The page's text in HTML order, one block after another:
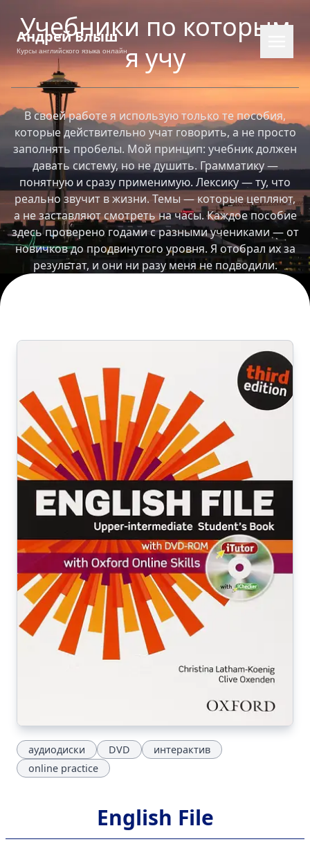
Андрей Блыш
Курсы английского языка онлайн
EN RU PL CS
Учебники по которым
я учу
В своей работе я использую только те пособия,
которые действительно учат говорить, а не просто
заполнять пробелы. Мой принцип: учебник должен
давать систему, но не душить. Грамматику —
понятную и сразу применимую. Лексику — ту, что
реально звучит в жизни. Темы — которые цепляют,
а не заставляют смотреть на часы. Каждое пособие
здесь проверено годами с разными учениками — от
новичков до продвинутого уровня. Я отобрал их за
результат, и они ни разу меня не подводили.
аудиодиски DVD
интерактив
online practice
English File